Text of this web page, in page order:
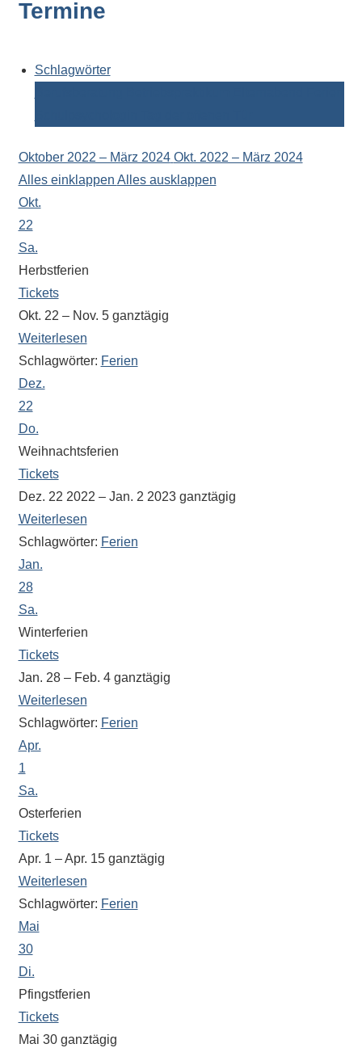
Kontaktdaten,
Zusammensetzung
oder
zur
Ausstattung
der
wir
versuchen
auf
alle
Fragen
Antworten
zu
bieten.
Daneben
gibt
es
viele
Aktivitäten
an
unserer
Schule.
Ob
Sprach-,
Mathematik-
oder
Sportwettkampf,
Musik-
oder
oder
Reise
–
unsere
Schülerinnen
und
Schüler
sind
dabei!
Sollten
Termine
Schlagwörter
Oktober 2022 – März 2024 Okt. 2022 – März 2024
Alles einklappen Alles ausklappen
Okt.
22
Sa.
Herbstferien
Tickets
Okt. 22 – Nov. 5 ganztägig
Weiterlesen
Schlagwörter: Ferien
Dez.
22
Do.
Weihnachtsferien
Tickets
Dez. 22 2022 – Jan. 2 2023 ganztägig
Weiterlesen
Schlagwörter: Ferien
Jan.
28
Sa.
Winterferien
Tickets
Jan. 28 – Feb. 4 ganztägig
Weiterlesen
Schlagwörter: Ferien
Apr.
1
Sa.
Osterferien
Tickets
Apr. 1 – Apr. 15 ganztägig
Weiterlesen
Schlagwörter: Ferien
Mai
30
Di.
Pfingstferien
Tickets
Mai 30 ganztägig